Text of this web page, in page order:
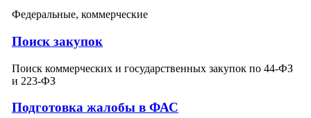
Федеральные, коммерческие
Поиск закупок
Поиск коммерческих и государственных закупок по 44-ФЗ
и 223-ФЗ
Подготовка жалобы в ФАС